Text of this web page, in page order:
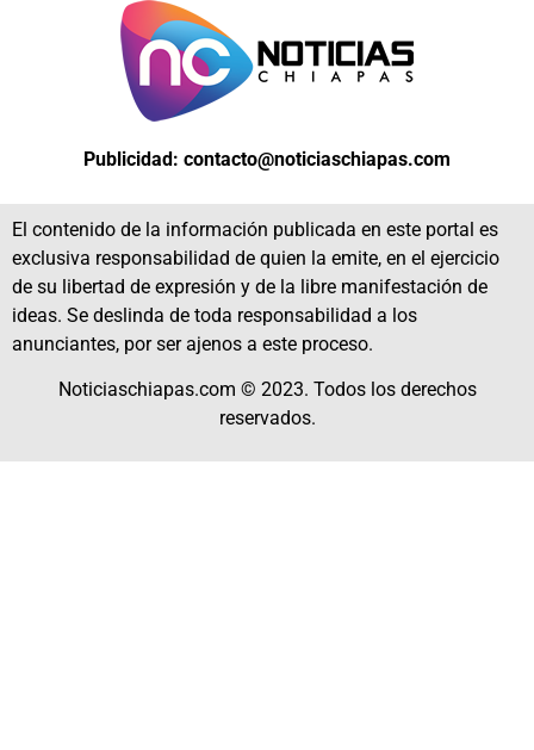
Publicidad: contacto@noticiaschiapas.com
El contenido de la información publicada en este portal es
exclusiva responsabilidad de quien la emite, en el ejercicio
de su libertad de expresión y de la libre manifestación de
ideas. Se deslinda de toda responsabilidad a los
anunciantes, por ser ajenos a este proceso.
Noticiaschiapas.com © 2023. Todos los derechos
reservados.